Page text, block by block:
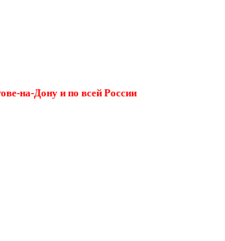
на-Дону и по всей России